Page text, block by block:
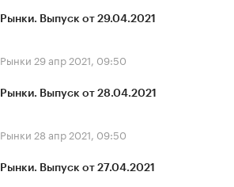
Рынки. Выпуск от 29.04.2021
Рынки 29 апр 2021, 09:50
Рынки. Выпуск от 28.04.2021
Рынки 28 апр 2021, 09:50
Рынки. Выпуск от 27.04.2021